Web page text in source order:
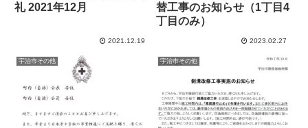
礼 2021年12月
2021.12.19
替工事のお知らせ（1丁目4
丁目のみ）
2023.02.27
宇治市その他 宇治市その他